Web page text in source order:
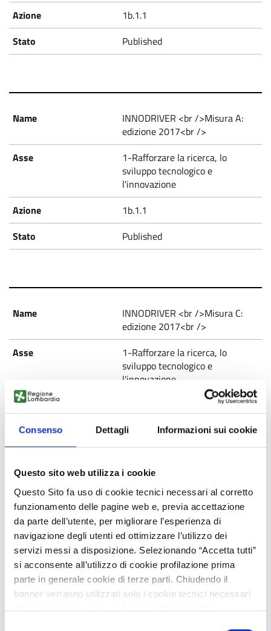
Consenso Dettagli Informazioni sui cookie
Questo sito web utilizza i cookie
Questo Sito fa uso di cookie tecnici necessari al corretto
funzionamento delle pagine web e, previa accettazione
da parte dell’utente, per migliorare l’esperienza di
navigazione degli utenti ed ottimizzare l’utilizzo dei
servizi messi a disposizione. Selezionando “Accetta tutti”
si acconsente all’utilizzo di cookie profilazione prima
parte in generale cookie di terze parti. Chiudendo il
banner verranno utilizzati solo i cookie tecnici necessari
alla navigazione e alcune funzionalità aggiuntive
1b.1.1
Published
INNODRIVER <br />Misura A:
edizione 2017<br />
1-Rafforzare la ricerca, lo
sviluppo tecnologico e
l'innovazione
1b.1.1
Published
INNODRIVER <br />Misura C:
edizione 2017<br />
1-Rafforzare la ricerca, lo
sviluppo tecnologico e
l'innovazione
Published
AI2 - Aree Interne Innovazione
1-Rafforzare la ricerca, lo
sviluppo tecnologico e
l'innovazione
1b.1.3
Published